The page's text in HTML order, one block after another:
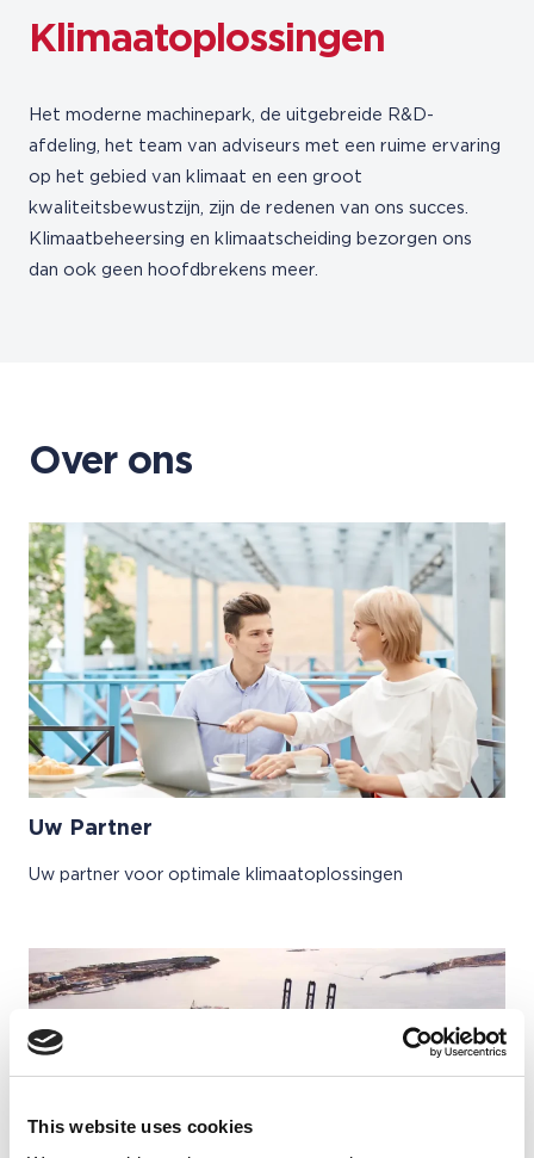
This website uses cookies
Klimaatoplossingen
Het moderne machinepark, de uitgebreide R&D-
afdeling, het team van adviseurs met een ruime ervaring
op het gebied van klimaat en een groot
kwaliteitsbewustzijn, zijn de redenen van ons succes.
Klimaatbeheersing en klimaatscheiding bezorgen ons
dan ook geen hoofdbrekens meer.
Over ons
Uw Partner
Uw partner voor optimale klimaatoplossingen